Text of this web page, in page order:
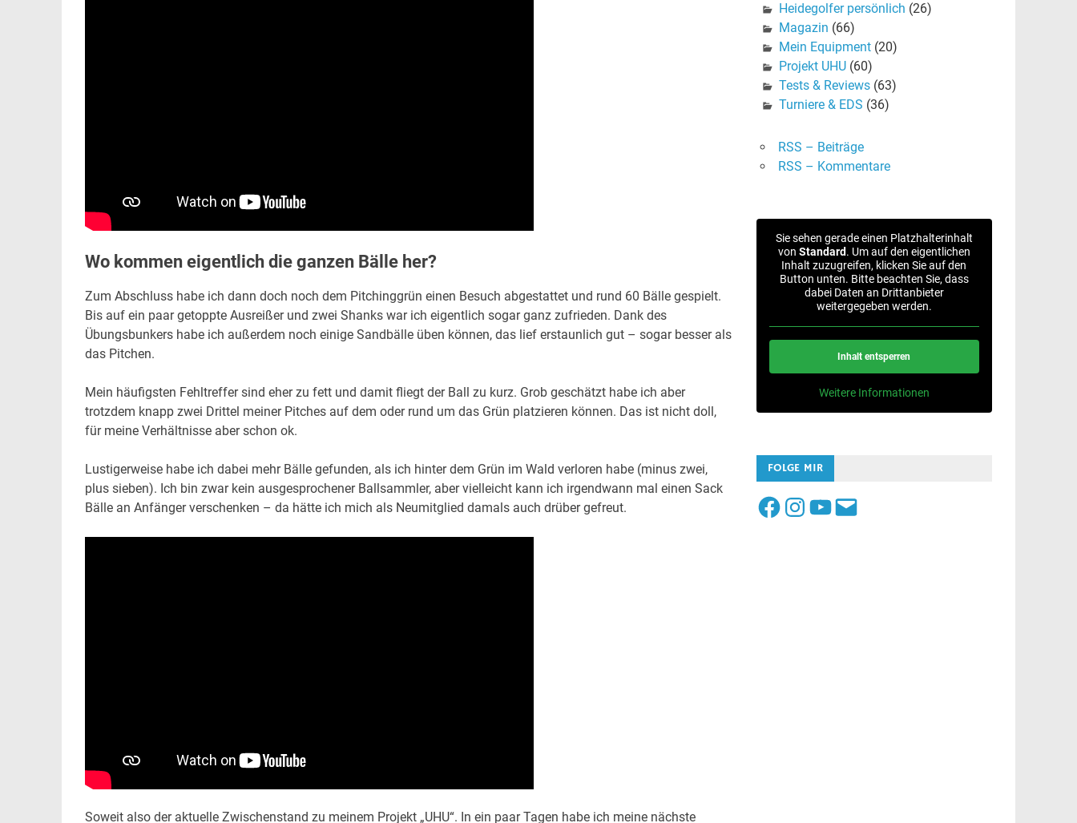
Wo kommen eigentlich die ganzen Bälle her?
Zum Abschluss habe ich dann doch noch dem Pitchinggrün einen Besuch abgestattet und rund 60 Bälle gespielt.
Bis auf ein paar getoppte Ausreißer und zwei Shanks war ich eigentlich sogar ganz zufrieden. Dank des
Übungsbunkers habe ich außerdem noch einige Sandbälle üben können, das lief erstaunlich gut – sogar besser als
das Pitchen.
Mein häufigsten Fehltreffer sind eher zu fett und damit fliegt der Ball zu kurz. Grob geschätzt habe ich aber
trotzdem knapp zwei Drittel meiner Pitches auf dem oder rund um das Grün platzieren können. Das ist nicht doll,
für meine Verhältnisse aber schon ok.
Lustigerweise habe ich dabei mehr Bälle gefunden, als ich hinter dem Grün im Wald verloren habe (minus zwei,
plus sieben). Ich bin zwar kein ausgesprochener Ballsammler, aber vielleicht kann ich irgendwann mal einen Sack
Bälle an Anfänger verschenken – da hätte ich mich als Neumitglied damals auch drüber gefreut.
Soweit also der aktuelle Zwischenstand zu meinem Projekt „UHU“. In ein paar Tagen habe ich meine nächste
Heidegolfer persönlich (26)
Magazin (66)
Mein Equipment(20)
Projekt UHU(60)
Tests & Reviews(63)
Turniere & EDS (36)
RSS – Beiträge
RSS – Kommentare
Sie sehen gerade einen Platzhalterinhalt
von Standard. Um auf den eigentlichen
Inhalt zuzugreifen, klicken Sie auf den
Button unten. Bitte beachten Sie, dass
dabei Daten an Drittanbieter
weitergegeben werden.
Inhalt entsperren
Weitere Informationen
FOLGE MIR
FacebookInstagram
YouTube
E-
Mail